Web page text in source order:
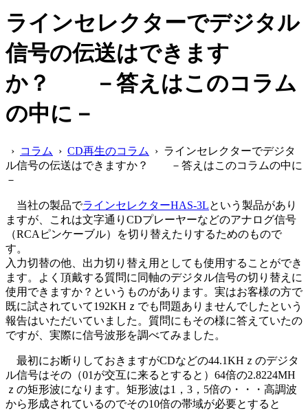
ラインセレクターでデジタル
信号の伝送はできます
か？ －答えはこのコラム
の中に－
› コラム › CD再生のコラム
› ラインセレクターでデジタ
ル信号の伝送はできますか？ －答えはこのコラムの中に
－
当社の製品でラインセレクターHAS-3Lという製品があり
ますが、これは文字通りCDプレーヤーなどのアナログ信号
（RCAピンケーブル）を切り替えたりするためのもので
す。
入力切替の他、出力切り替え用としても使用することができ
ます。よく頂戴する質問に同軸のデジタル信号の切り替えに
使用できますか？というものがあります。実はお客様の方で
既に試されていて192KHｚでも問題ありませんでしたという
報告はいただいていました。質問にもその様に答えていたの
ですが、実際に信号波形を調べてみました。
最初にお断りしておきますがCDなどの44.1KHｚのデジタ
ル信号はその（01が交互に来るとすると）64倍の2.8224MH
ｚの矩形波になります。矩形波は1，3，5倍の・・・高調波
から形成されているのでその10倍の帯域が必要とすると